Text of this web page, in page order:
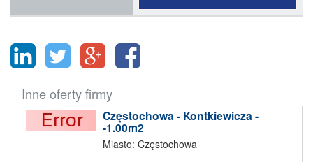
Inne oferty firmy
Częstochowa - Kontkiewicza -
-1.00m2
Miasto: Częstochowa